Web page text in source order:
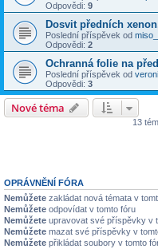
Odpovědi: 9
Dosvit předních
Poslední příspěvek od
Odpovědi: 2
Ochranná folie na
Poslední příspěvek od
Odpovědi: 3
Nové téma
13
OPRÁVNĚNÍ FÓRA
Nemůžete zakládat nová témata v
Nemůžete odpovídat v tomto fóru
Nemůžete upravovat své příspěvky v
Nemůžete mazat své příspěvky v
Nemůžete přikládat soubory v tomto